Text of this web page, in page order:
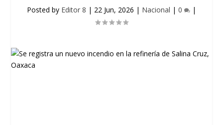
Posted by Editor 8 | 22 Jun, 2026 | Nacional | 0 |